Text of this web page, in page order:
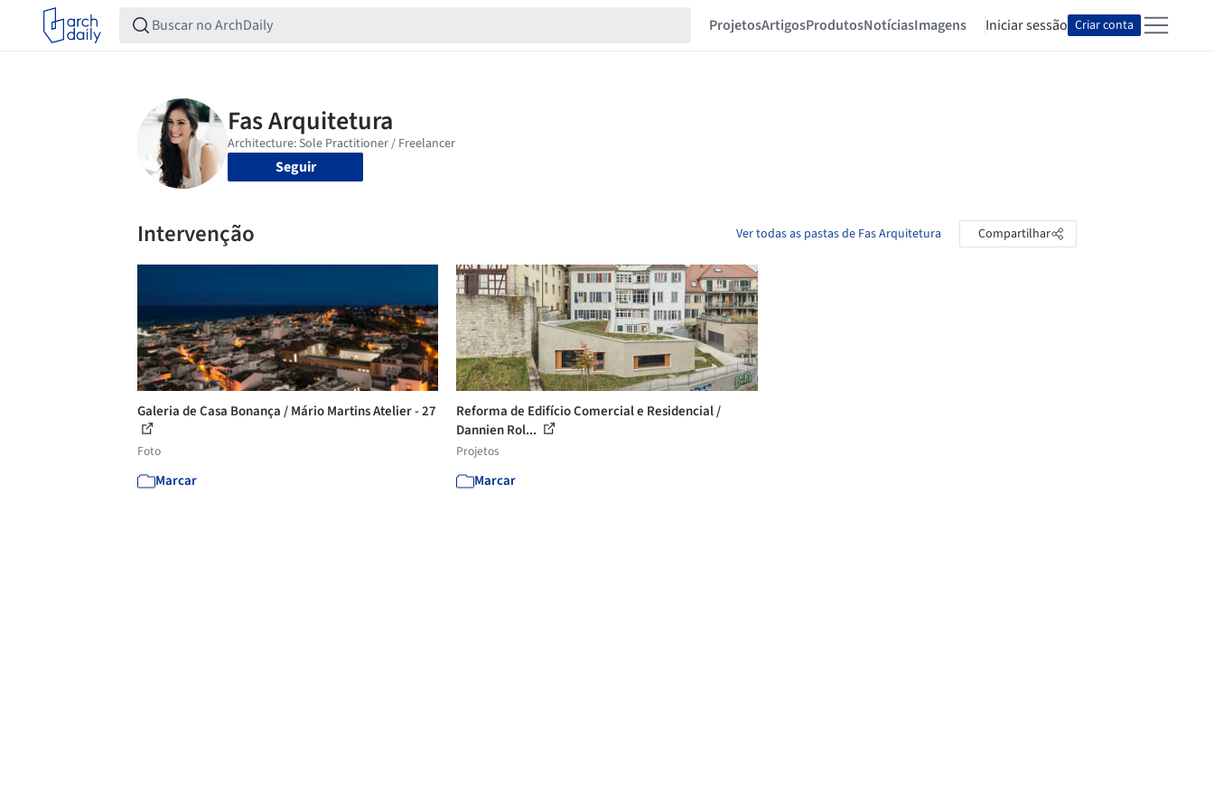
ProjetosArtigosProdutosNotíciasImagens Iniciar sessão Criar conta
Seguir
Intervenção Ver todas as pastas de Fas Arquitetura Compartilhar
Galeria de Casa Bonança / Mário Martins Atelier - 27
Foto
Marcar
Reforma de Edifício Comercial e Residencial /
Dannien Rol...
Projetos
Marcar